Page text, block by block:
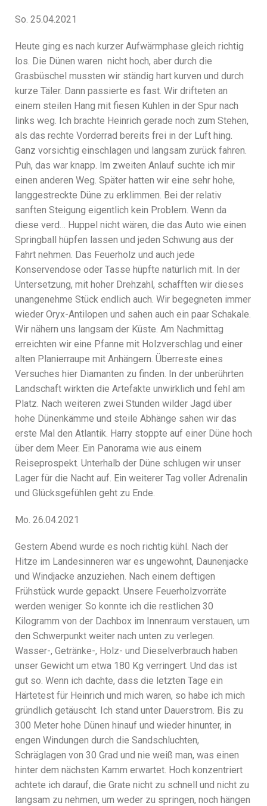
So. 25.04.2021
Heute ging es nach kurzer Aufwärmphase gleich richtig
los. Die Dünen waren nicht hoch, aber durch die
Grasbüschel mussten wir ständig hart kurven und durch
kurze Täler. Dann passierte es fast. Wir drifteten an
einem steilen Hang mit fiesen Kuhlen in der Spur nach
links weg. Ich brachte Heinrich gerade noch zum Stehen,
als das rechte Vorderrad bereits frei in der Luft hing.
Ganz vorsichtig einschlagen und langsam zurück fahren.
Puh, das war knapp. Im zweiten Anlauf suchte ich mir
einen anderen Weg. Später hatten wir eine sehr hohe,
langgestreckte Düne zu erklimmen. Bei der relativ
sanften Steigung eigentlich kein Problem. Wenn da
diese verd… Huppel nicht wären, die das Auto wie einen
Springball hüpfen lassen und jeden Schwung aus der
Fahrt nehmen. Das Feuerholz und auch jede
Konservendose oder Tasse hüpfte natürlich mit. In der
Untersetzung, mit hoher Drehzahl, schafften wir dieses
unangenehme Stück endlich auch. Wir begegneten immer
wieder Oryx-Antilopen und sahen auch ein paar Schakale.
Wir nähern uns langsam der Küste. Am Nachmittag
erreichten wir eine Pfanne mit Holzverschlag und einer
alten Planierraupe mit Anhängern. Überreste eines
Versuches hier Diamanten zu finden. In der unberührten
Landschaft wirkten die Artefakte unwirklich und fehl am
Platz. Nach weiteren zwei Stunden wilder Jagd über
hohe Dünenkämme und steile Abhänge sahen wir das
erste Mal den Atlantik. Harry stoppte auf einer Düne hoch
über dem Meer. Ein Panorama wie aus einem
Reiseprospekt. Unterhalb der Düne schlugen wir unser
Lager für die Nacht auf. Ein weiterer Tag voller Adrenalin
und Glücksgefühlen geht zu Ende.
Mo. 26.04.2021
Gestern Abend wurde es noch richtig kühl. Nach der
Hitze im Landesinneren war es ungewohnt, Daunenjacke
und Windjacke anzuziehen. Nach einem deftigen
Frühstück wurde gepackt. Unsere Feuerholzvorräte
werden weniger. So konnte ich die restlichen 30
Kilogramm von der Dachbox im Innenraum verstauen, um
den Schwerpunkt weiter nach unten zu verlegen.
Wasser-, Getränke-, Holz- und Dieselverbrauch haben
unser Gewicht um etwa 180 Kg verringert. Und das ist
gut so. Wenn ich dachte, dass die letzten Tage ein
Härtetest für Heinrich und mich waren, so habe ich mich
gründlich getäuscht. Ich stand unter Dauerstrom. Bis zu
300 Meter hohe Dünen hinauf und wieder hinunter, in
engen Windungen durch die Sandschluchten,
Schräglagen von 30 Grad und nie weiß man, was einen
hinter dem nächsten Kamm erwartet. Hoch konzentriert
achtete ich darauf, die Grate nicht zu schnell und nicht zu
langsam zu nehmen, um weder zu springen, noch hängen